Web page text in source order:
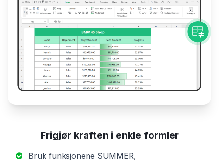
Frigjør kraften i enkle formler
Bruk funksjonene SUMMER,